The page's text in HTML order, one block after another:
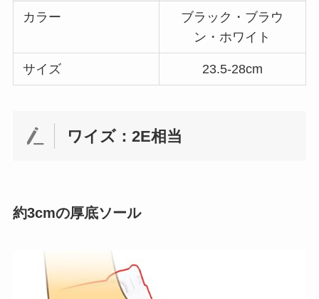
カラー
ブラック・ブラウ
ン・ホワイト
サイズ 23.5-28cm
ワイズ：2E相当
約3cmの厚底ソール